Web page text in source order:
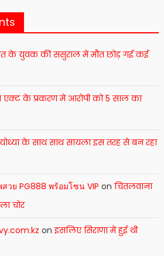
के युवक की ससुराल में मौत छोड़ गई कई
एक्ट के प्रकरण में आरोपी को 5 साल का
के साथ साथ सायला इस तरह से बन रहा
วย PG888 พร้อมโซน VIP on चितलवाना
चोर
onइसलिए सिराणा में हुई थी